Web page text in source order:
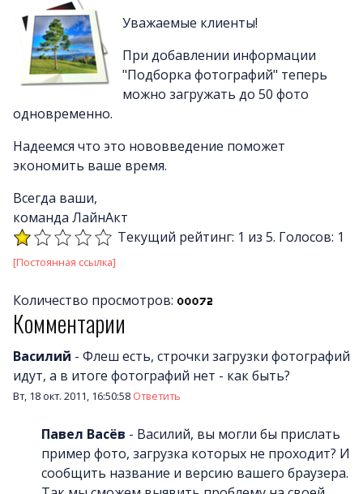
Уважаемые клиенты!
При добавлении информации
"Подборка фотографий" теперь
можно загружать до 50 фото
одновременно.
Надеемся что это нововведение поможет
экономить ваше время.
Всегда ваши,
команда ЛайнАкт
Текущий рейтинг: 1 из 5. Голосов: 1
[Постоянная ссылка]
Количество просмотров:
Комментарии
Василий - Флеш есть, строчки загрузки фотографий
идут, а в итоге фотографий нет - как быть?
Вт, 18 окт. 2011, 16:50:58 Ответить
Павел Васёв - Василий, вы могли бы прислать
пример фото, загрузка которых не проходит? И
сообщить название и версию вашего браузера.